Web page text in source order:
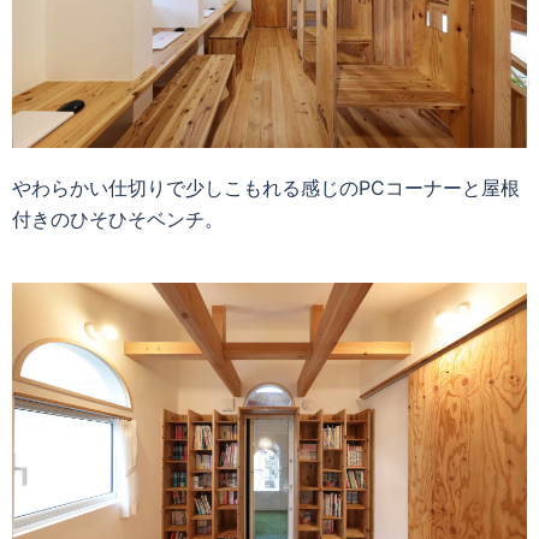
やわらかい仕切りで少しこもれる感じのPCコーナーと屋根
付きのひそひそベンチ。